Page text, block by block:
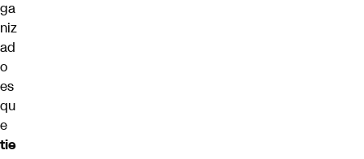
ga
niz
ad
o
es
qu
e
tie